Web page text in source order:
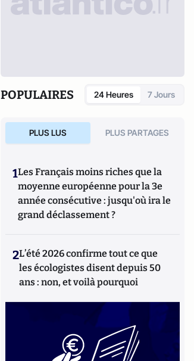
POPULAIRES 24 Heures 7 Jours
PLUS LUS PLUS PARTAGES
1Les Français moins riches que la
moyenne européenne pour la 3e
année consécutive : jusqu'où ira le
grand déclassement ?
2L’été 2026 confirme tout ce que
les écologistes disent depuis 50
ans : non, et voilà pourquoi